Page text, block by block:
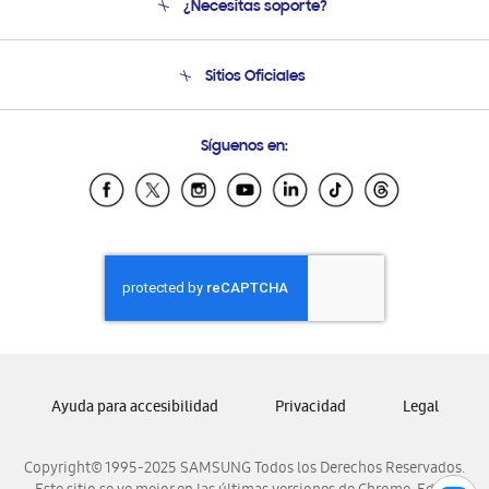
Soporte
¿Necesitas soporte?
Soporte vía eMail
Sitios Oficiales
Samsung Ecuador
Samsung El Salvador
Samsung Honduras
Samsung Nicaragua
Samsung Panamá
Samsung Venezuela
Síguenos en:
Copyright© 1995-2025 SAMSUNG Todos los Derechos Reservados.
Ayuda para accesibilidad Privacidad Legal